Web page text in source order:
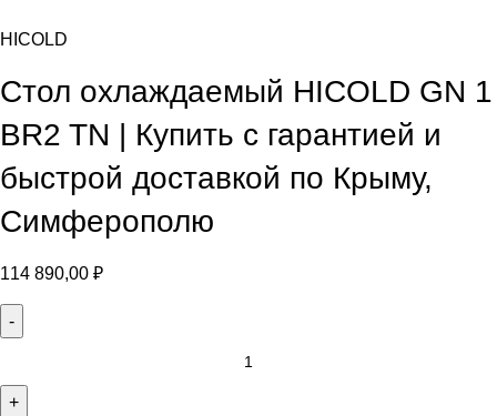
HICOLD
Стол охлаждаемый HICOLD GN 1
BR2 TN | Купить с гарантией и
быстрой доставкой по Крыму,
Симферополю
114 890,00 ₽